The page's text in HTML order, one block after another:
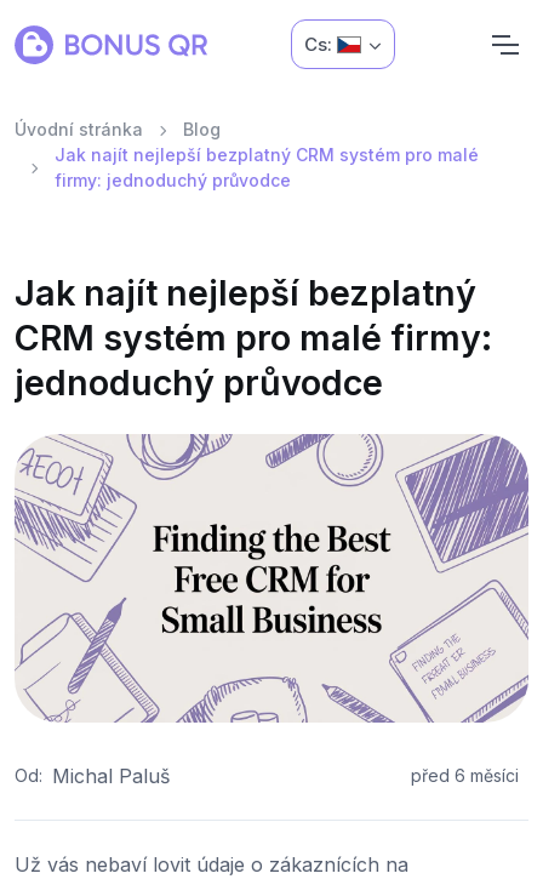
Cs:
Úvodní stránka
Blog
Jak najít nejlepší bezplatný CRM systém pro malé
firmy: jednoduchý průvodce
Jak najít nejlepší bezplatný
CRM systém pro malé firmy:
jednoduchý průvodce
Od: Michal Paluš před 6 měsíci
Už vás nebaví lovit údaje o zákaznících na